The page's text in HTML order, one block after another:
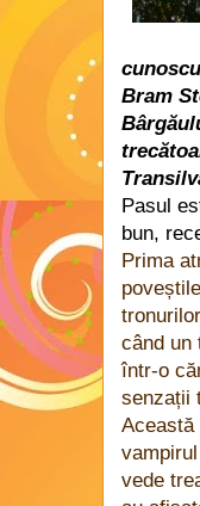
Bram
Pasul
bun,
Prima
când un
într-o
senzații
Această
vede